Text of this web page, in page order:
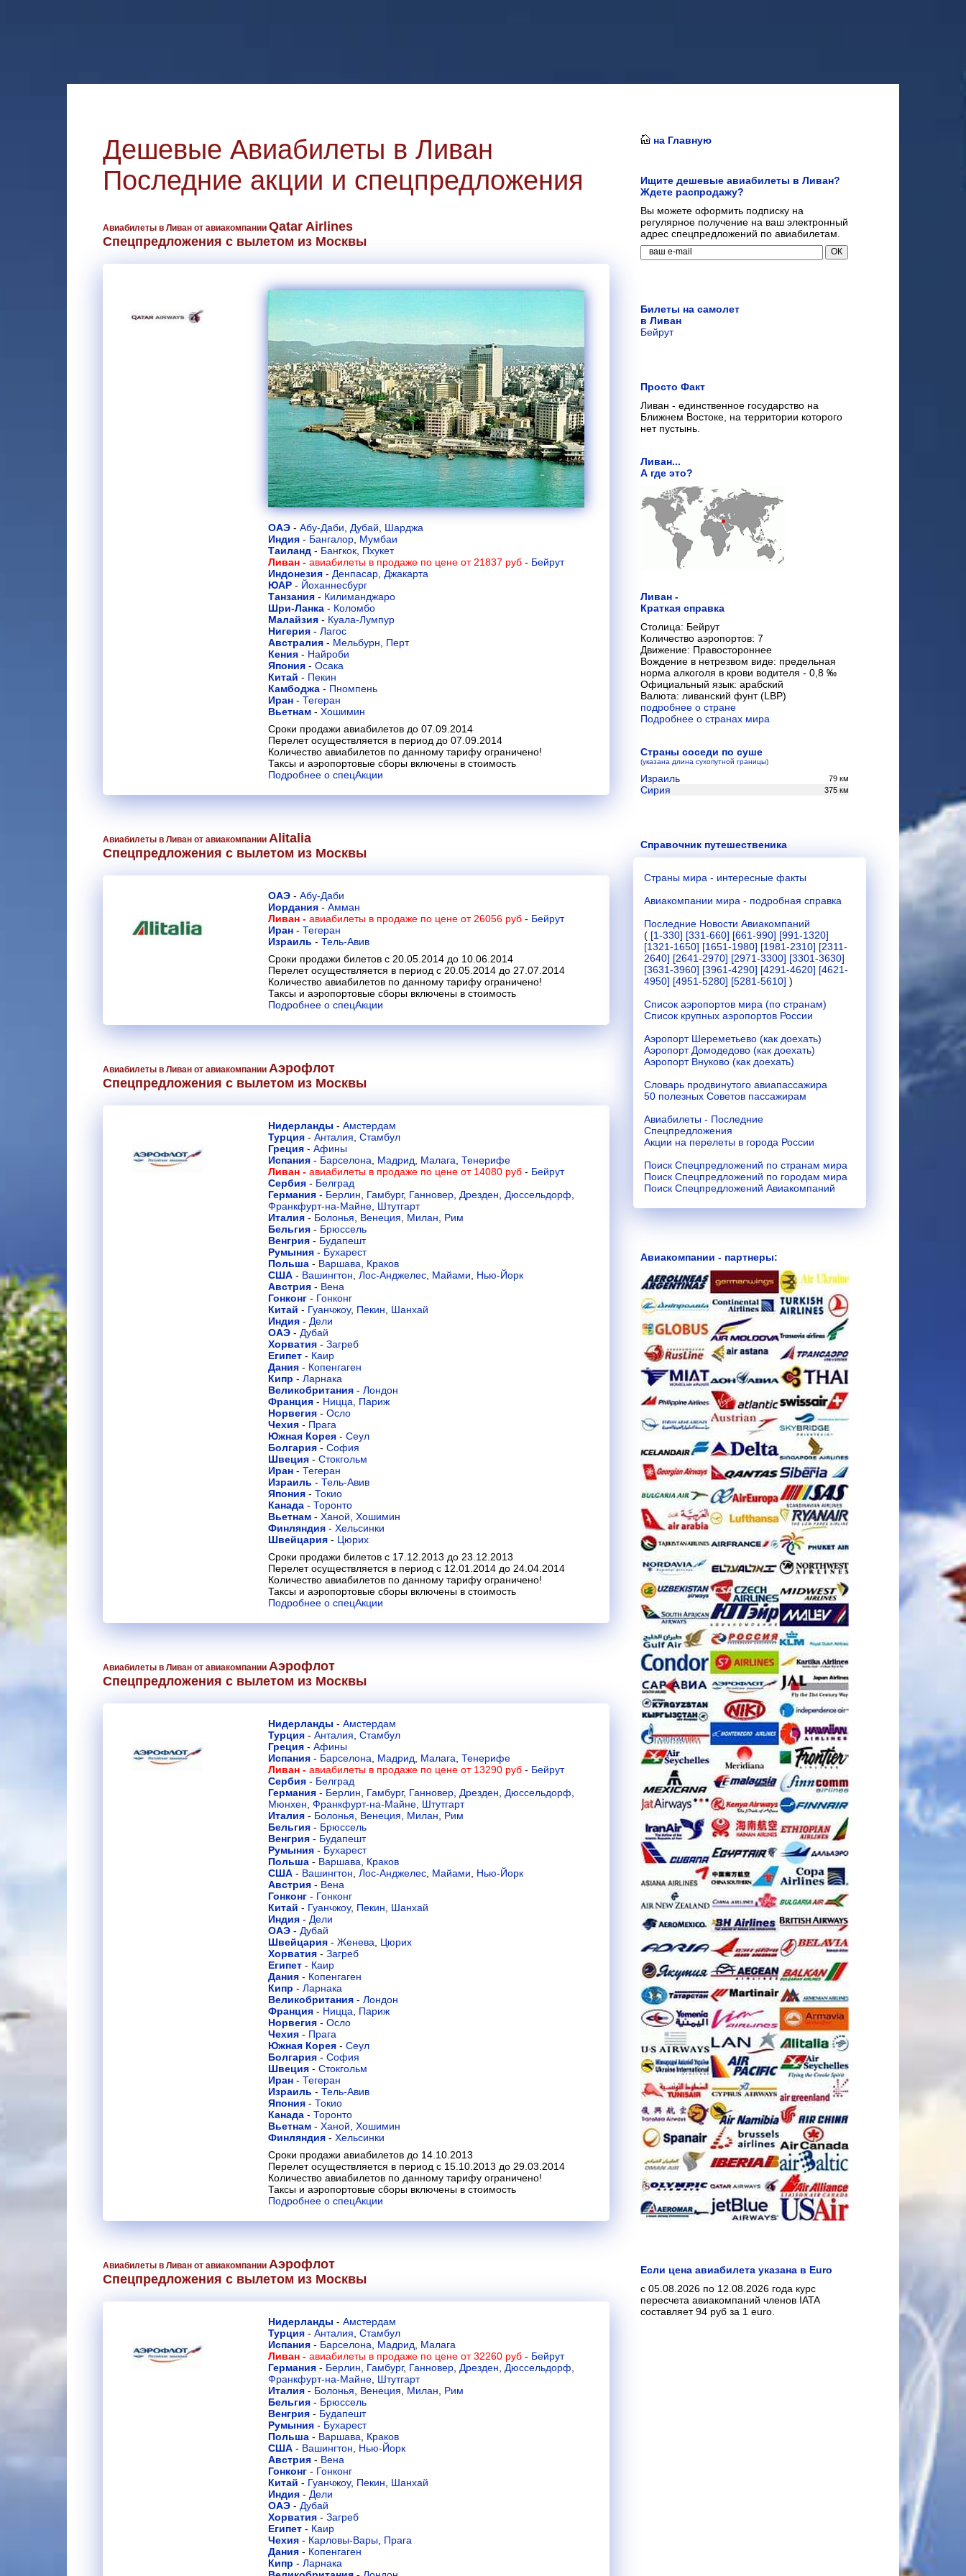
Дешевые Авиабилеты в Ливан
Последние акции и спецпредложения
Авиабилеты в Ливан от авиакомпании Qatar Airlines
Спецпредложения с вылетом из Москвы
ОАЭ - Абу-Даби Дубай
Шарджа
Индия - Бангалор Мумбаи
Таиланд - Бангкок Пхукет
Ливан - авиабилеты в продаже по цене от 21837 руб - Бейрут
Индонезия - Денпасар Джакарта
ЮАР - Йоханнесбург
Танзания - Килиманджаро
Шри-Ланка - Коломбо
Малайзия - Куала-Лумпур
Нигерия - Лагос
Австралия - Мельбурн
Перт
Кения - Найроби
Япония - Осака
Китай - Пекин
Камбоджа - Пномпень
Иран - Тегеран
Вьетнам - Хошимин
Сроки продажи авиабилетов до 07.09.2014
Перелет осуществляется в период до 07.09.2014
Количество авиабилетов по данному тарифу ограничено!
Таксы и аэропортовые сборы включены в стоимость
Подробнее о спецАкции
Авиабилеты в Ливан от авиакомпании Alitalia
Спецпредложения с вылетом из Москвы
ОАЭ - Абу-Даби
Иордания - Амман
Ливан - авиабилеты в продаже по цене от 26056 руб - Бейрут
Иран - Тегеран
Израиль - Тель-Авив
Сроки продажи билетов с 20.05.2014 до 10.06.2014
Перелет осуществляется в период с 20.05.2014 до 27.07.2014
Количество авиабилетов по данному тарифу ограничено!
Таксы и аэропортовые сборы включены в стоимость
Подробнее о спецАкции
Авиабилеты в Ливан от авиакомпании Аэрофлот
Спецпредложения с вылетом из Москвы
Нидерланды - Амстердам
Турция - Анталия Стамбул
Греция - Афины
Испания - Барселона Мадрид Малага Тенерифе
Ливан - авиабилеты в продаже по цене от 14080 руб - Бейрут
Сербия - Белград
Германия - Берлин Гамбург, Ганновер Дрезден Дюссельдорф
Франкфурт-на-Майне Штутгарт
Италия - Болонья Венеция Милан
Рим
Бельгия - Брюссель
Венгрия - Будапешт
Румыния - Бухарест
Польша - Варшава
Краков
США - Вашингтон Лос-Анджелес Майами
Нью-Йорк
Австрия - Вена
Гонконг - Гонконг
Китай - Гуанчжоу, Пекин
Шанхай
Индия - Дели
ОАЭ - Дубай
Хорватия - Загреб
Египет - Каир
Дания - Копенгаген
Кипр - Ларнака
Великобритания - Лондон
Франция - Ницца
Париж
Норвегия - Осло
Чехия - Прага
Южная Корея - Сеул
Болгария - София
Швеция - Стокгольм
Иран - Тегеран
Израиль - Тель-Авив
Япония - Токио
Канада - Торонто
Вьетнам - Ханой Хошимин
Финляндия - Хельсинки
Швейцария - Цюрих
Сроки продажи билетов с 17.12.2013 до 23.12.2013
Перелет осуществляется в период с 12.01.2014 до 24.04.2014
Количество авиабилетов по данному тарифу ограничено!
Таксы и аэропортовые сборы включены в стоимость
Подробнее о спецАкции
Авиабилеты в Ливан от авиакомпании Аэрофлот
Спецпредложения с вылетом из Москвы
Нидерланды - Амстердам
Турция - Анталия Стамбул
Греция - Афины
Испания - Барселона Мадрид Малага Тенерифе
Ливан - авиабилеты в продаже по цене от 13290 руб - Бейрут
Сербия - Белград
Германия - Берлин Гамбург, Ганновер Дрезден Дюссельдорф
Мюнхен Франкфурт-на-Майне Штутгарт
Италия - Болонья Венеция Милан
Рим
Бельгия - Брюссель
Венгрия - Будапешт
Румыния - Бухарест
Польша - Варшава
Краков
США - Вашингтон Лос-Анджелес Майами
Нью-Йорк
Австрия - Вена
Гонконг - Гонконг
Китай - Гуанчжоу, Пекин
Шанхай
Индия - Дели
ОАЭ - Дубай
Швейцария - Женева
Цюрих
Хорватия - Загреб
Египет - Каир
Дания - Копенгаген
Кипр - Ларнака
Великобритания - Лондон
Франция - Ницца
Париж
Норвегия - Осло
Чехия - Прага
Южная Корея - Сеул
Болгария - София
Швеция - Стокгольм
Иран - Тегеран
Израиль - Тель-Авив
Япония - Токио
Канада - Торонто
Вьетнам - Ханой Хошимин
Финляндия - Хельсинки
Сроки продажи авиабилетов до 14.10.2013
Перелет осуществляется в период с 15.10.2013 до 29.03.2014
Количество авиабилетов по данному тарифу ограничено!
Таксы и аэропортовые сборы включены в стоимость
Подробнее о спецАкции
Авиабилеты в Ливан от авиакомпании Аэрофлот
Спецпредложения с вылетом из Москвы
Нидерланды - Амстердам
Турция - Анталия Стамбул
Испания - Барселона Мадрид
Малага
Ливан - авиабилеты в продаже по цене от 32260 руб - Бейрут
Германия - Берлин Гамбург, Ганновер Дрезден Дюссельдорф
Франкфурт-на-Майне Штутгарт
Италия - Болонья Венеция Милан
Рим
Бельгия - Брюссель
Венгрия - Будапешт
Румыния - Бухарест
Польша - Варшава
Краков
США - Вашингтон
Нью-Йорк
Австрия - Вена
Гонконг - Гонконг
Китай - Гуанчжоу, Пекин
Шанхай
Индия - Дели
ОАЭ - Дубай
Хорватия - Загреб
Египет - Каир
Чехия - Карловы-Вары Прага
Дания - Копенгаген
Кипр - Ларнака
на Главную
Ищите дешевые авиабилеты в Ливан?
Ждете распродажу?
Вы можете оформить подписку на
регулярное получение на ваш электронный
адрес спецпредложений по авиабилетам.
Билеты на самолет
в Ливан
Бейрут
Просто Факт
Ливан - единственное государство на
Ближнем Востоке, на территории которого
нет пустынь.
Ливан...
А где это?
Ливан -
Краткая справка
Столица: Бейрут
Количество аэропортов: 7
Движение: Правостороннее
Вождение в нетрезвом виде: предельная
норма алкоголя в крови водителя - 0,8 ‰
Официальный язык: арабский
Валюта: ливанский фунт (LBP)
подробнее о стране
Подробнее о странах мира
Страны соседи по суше
(указана длина сухопутной границы)
Израиль 79 км
Сирия 375 км
Справочник путешественика
Страны мира - интересные факты
Авиакомпании мира - подробная справка
Последние Новости Авиакомпаний
( [1-330] [331-660] [661-990] [991-1320]
[1321-1650] [1651-1980] [1981-2310] [2311-
2640] [2641-2970] [2971-3300] [3301-3630]
[3631-3960] [3961-4290] [4291-4620] [4621-
4950] [4951-5280] [5281-5610] )
Список аэропортов мира (по странам)
Список крупных аэропортов России
Аэропорт Шереметьево (как доехать)
Аэропорт Домодедово (как доехать)
Аэропорт Внуково (как доехать)
Словарь продвинутого авиапассажира
50 полезных Советов пассажирам
Авиабилеты - Последние
Спецпредложения
Акции на перелеты в города России
Поиск Спецпредложений по странам мира
Поиск Спецпредложений по городам мира
Поиск Спецпредложений Авиакомпаний
Авиакомпании - партнеры:
Если цена авиабилета указана в Euro
с 05.08.2026 по 12.08.2026 года курс
пересчета авиакомпаний членов IATA
составляет 94 руб за 1 euro.